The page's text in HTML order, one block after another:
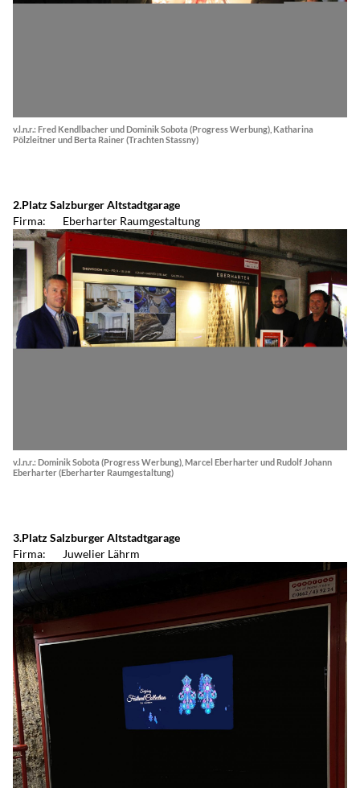
v.l.n.r.: Fred Kendlbacher und Dominik Sobota (Progress Werbung), Katharina
Pölzleitner und Berta Rainer (Trachten Stassny)
2.Platz Salzburger Altstadtgarage
Firma: Eberharter Raumgestaltung
v.l.n.r.: Dominik Sobota (Progress Werbung), Marcel Eberharter und Rudolf Johann
Eberharter (Eberharter Raumgestaltung)
3.Platz Salzburger Altstadtgarage
Firma: Juwelier Lährm